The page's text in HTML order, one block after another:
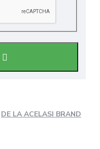
DE LA ACELASI BRAND